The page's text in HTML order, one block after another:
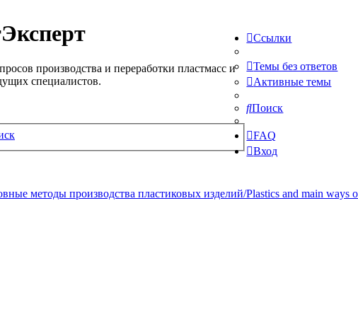
производства и переработки пластмасс и
специалистов.
Ссылки
Темы без ответов
Активные темы
Поиск
FAQ
Вход
методы производства пластиковых изделий/Plastics and main ways